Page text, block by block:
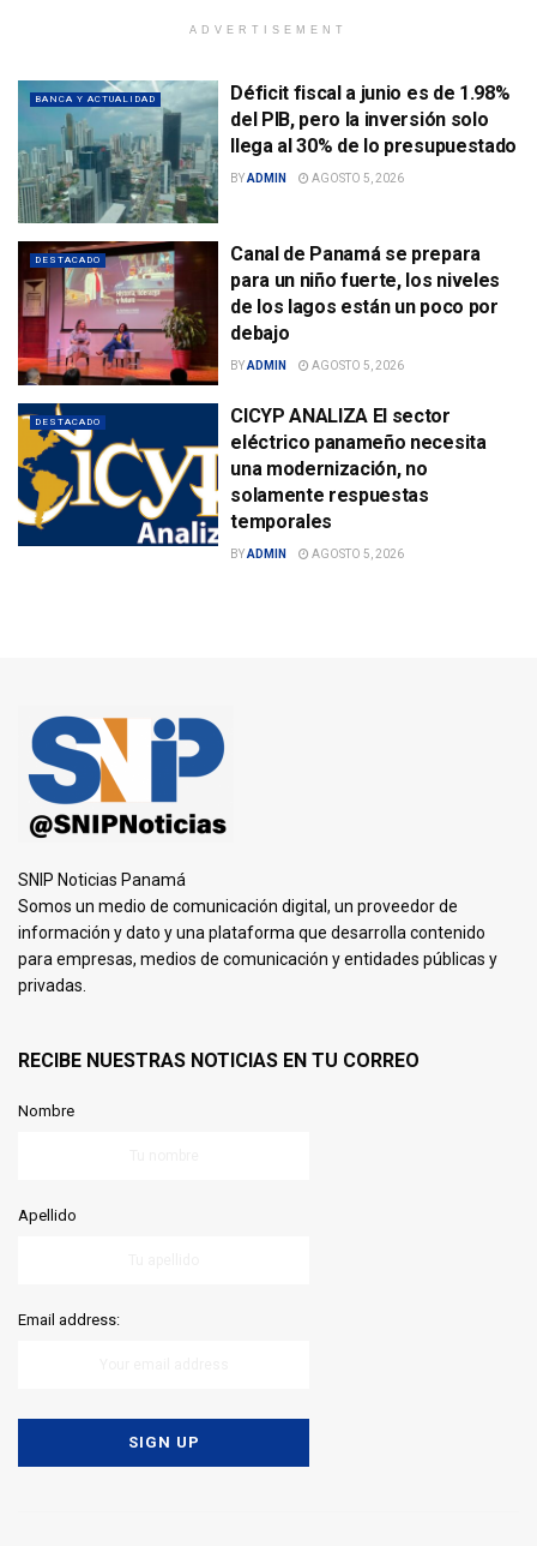
ADVERTISEMENT
BANCA Y ACTUALIDAD
Déficit fiscal a junio es de 1.98%
del PIB, pero la inversión solo
llega al 30% de lo presupuestado
BYADMIN AGOSTO 5, 2026
DESTACADO
Canal de Panamá se prepara
para un niño fuerte, los niveles
de los lagos están un poco por
debajo
BYADMIN AGOSTO 5, 2026
DESTACADO
CICYP ANALIZA El sector
eléctrico panameño necesita
una modernización, no
solamente respuestas
temporales
BYADMIN AGOSTO 5, 2026
SNIP Noticias Panamá
Somos un medio de comunicación digital, un proveedor de
información y dato y una plataforma que desarrolla contenido
para empresas, medios de comunicación y entidades públicas y
privadas.
RECIBE NUESTRAS NOTICIAS EN TU CORREO
Nombre
Apellido
Email address: